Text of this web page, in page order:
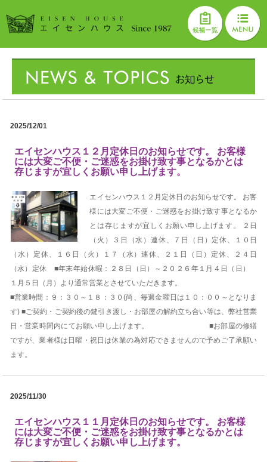
2025/12/01
エイセンハウス１２月定休日のお知らせです。 お客様
には大変ご不便・ご迷惑をお掛け致す事となるかとは
存じますが宜しくお願い申し上げます。
エイセンハウス１２月定休日のお知らせです。 お客
様には大変ご不便・ご迷惑をお掛け致す事となるか
とは存じますが宜しくお願い申し上げます。 ２日
（火）３日（水）連休、７日（日）定休、１０日
（水）定休、１６日（火）１７（水）連休、２１日（日）定休、２４日
（水）定休 ■年末年始休暇：２８日（日）～２０２６年１月４日（日）
１月５日（月）より通常営業とさせていただきます。
■営業時間：９：３０～１８：３０(尚、毎週金曜日は１０：００～となりま
す) ■ご契約・ご契約後の鍵引き渡し・お部屋の解約立ち合い等は、弊社営業
日・営業時間内にてお願い申し上げます。 ■お部屋の修繕
ですが、業者様は日曜・祝日は休業の為対応できませんので予めご了承願い
ます。
2025/11/30
エイセンハウス１１月定休日のお知らせです。 お客様
には大変ご不便・ご迷惑をお掛け致す事となるかとは
存じますが宜しくお願い申し上げます。